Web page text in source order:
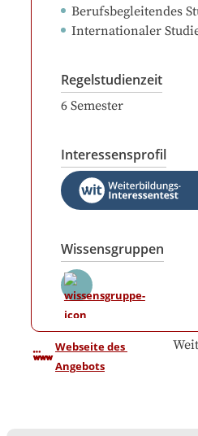
Berufsbegleitendes
Internationaler
Regelstudienzeit
6 Semester
Interessensprofil
Wissensgruppen
Webseite des
Angebots